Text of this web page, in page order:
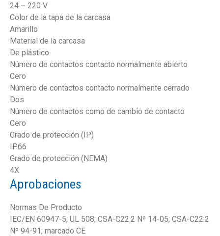
24 – 220 V
Color de la tapa de la carcasa
Amarillo
Material de la carcasa
De plástico
Número de contactos contacto normalmente abierto
Cero
Número de contactos contacto normalmente cerrado
Dos
Número de contactos como de cambio de contacto
Cero
Grado de protección (IP)
IP66
Grado de protección (NEMA)
4X
Aprobaciones
Normas De Producto
IEC/EN 60947-5; UL 508; CSA-C22.2 Nº 14-05; CSA-C22.2
Nº 94-91; marcado CE